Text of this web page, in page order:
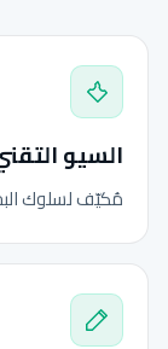
السيو
مُكيّف لسلوك